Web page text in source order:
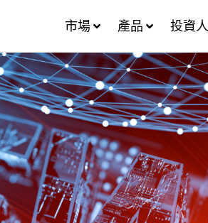
市場 產品 投資人